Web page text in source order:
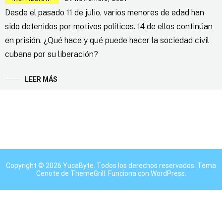
Desde el pasado 11 de julio, varios menores de edad han
sido detenidos por motivos políticos. 14 de ellos continúan
en prisión. ¿Qué hace y qué puede hacer la sociedad civil
cubana por su liberación?
LEER MÁS
Copyright © 2026 YucaByte. Todos los derechos reservados. Tema
Cenote de ThemeGrill. Funciona con WordPress.